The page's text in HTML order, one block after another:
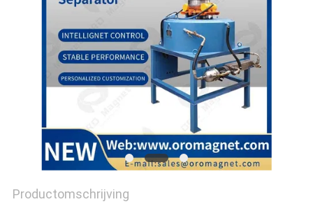
Productomschrijving